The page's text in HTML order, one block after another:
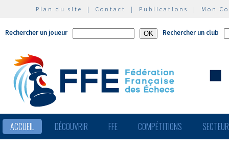
Plan du site | Contact | Publications | Mon
Rechercher un joueur Rechercher un club
ACCUEIL DÉCOUVRIR FFE COMPÉTITIONS